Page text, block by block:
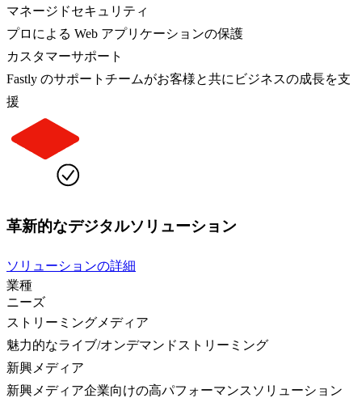
マネージドセキュリティ
プロによる Web アプリケーションの保護
カスタマーサポート
Fastly のサポートチームがお客様と共にビジネスの成長を支
援
革新的なデジタルソリューション
ソリューションの詳細
業種
ニーズ
ストリーミングメディア
魅力的なライブ/オンデマンドストリーミング
新興メディア
新興メディア企業向けの高パフォーマンスソリューション